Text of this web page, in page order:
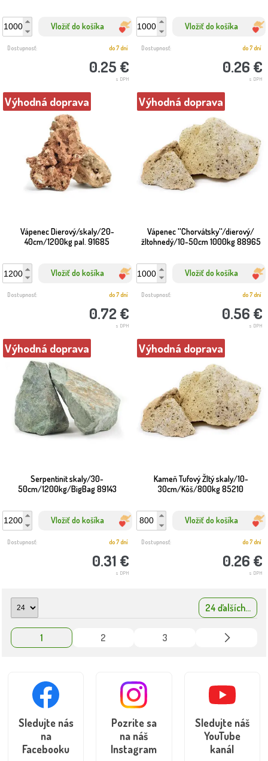
Vložiť do košíka
0.25 €
s DPH
Dostupnosť: do 7 dní
Vložiť do košíka
0.26 €
s DPH
Dostupnosť: do 7 dní
Vápenec Dierový/skaly/20-
40cm/1200kg pal. 91685
Výhodná doprava
Vložiť do košíka
0.72 €
s DPH
Dostupnosť: do 7 dní
Vápenec ''Chorvátsky''/dierový/
žltohnedý/10-50cm 1000kg 88965
Výhodná doprava
Vložiť do košíka
0.56 €
s DPH
Dostupnosť: do 7 dní
Serpentinit skaly/30-
50cm/1200kg/BigBag 89143
Výhodná doprava
Vložiť do košíka
0.31 €
s DPH
Dostupnosť: do 7 dní
Kameň Tufový Žltý skaly/10-
30cm/Kôš/800kg 85210
Výhodná doprava
Vložiť do košíka
0.26 €
s DPH
Dostupnosť: do 7 dní
24 ďalších...
1 2 3
Sledujte nás
na
Facebooku
Pozrite sa
na náš
Instagram
Sledujte náš
YouTube
kanál